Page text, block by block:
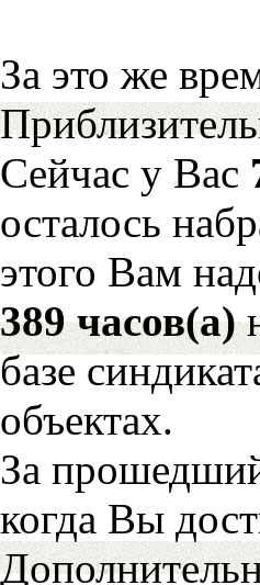
За это же
Сейчас у Вас
осталось
этого Вам
389 часов(а)
базе
объектах.
За
когда Вы